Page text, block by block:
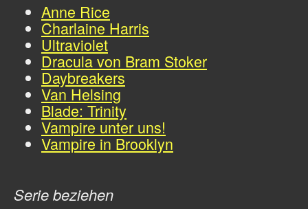
Anne Rice
Charlaine Harris
Ultraviolet
Dracula von Bram Stoker
Daybreakers
Van Helsing
Blade: Trinity
Vampire unter uns!
Vampire in Brooklyn
Serie beziehen